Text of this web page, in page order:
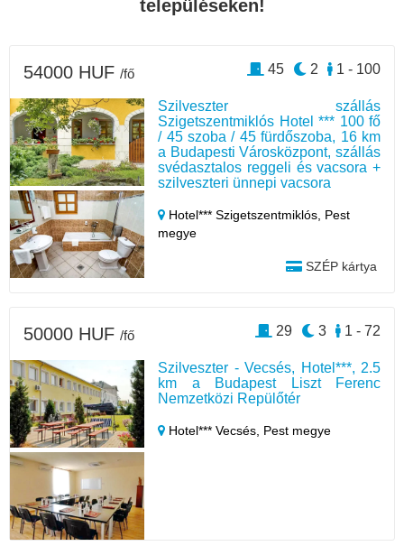
településeken!
Szilveszter szállás
Szigetszentmiklós Hotel *** 100 fő
/ 45 szoba / 45 fürdőszoba, 16 km
a Budapesti Városközpont, szállás
svédasztalos reggeli és vacsora +
szilveszteri ünnepi vacsora
Hotel*** Szigetszentmiklós, Pest
megye
SZÉP kártya
54000 HUF /fő 1 - 100
2
45
Szilveszter - Vecsés, Hotel***, 2.5
km a Budapest Liszt Ferenc
Nemzetközi Repülőtér
Hotel*** Vecsés, Pest megye
50000 HUF /fő 1 - 72
3
29